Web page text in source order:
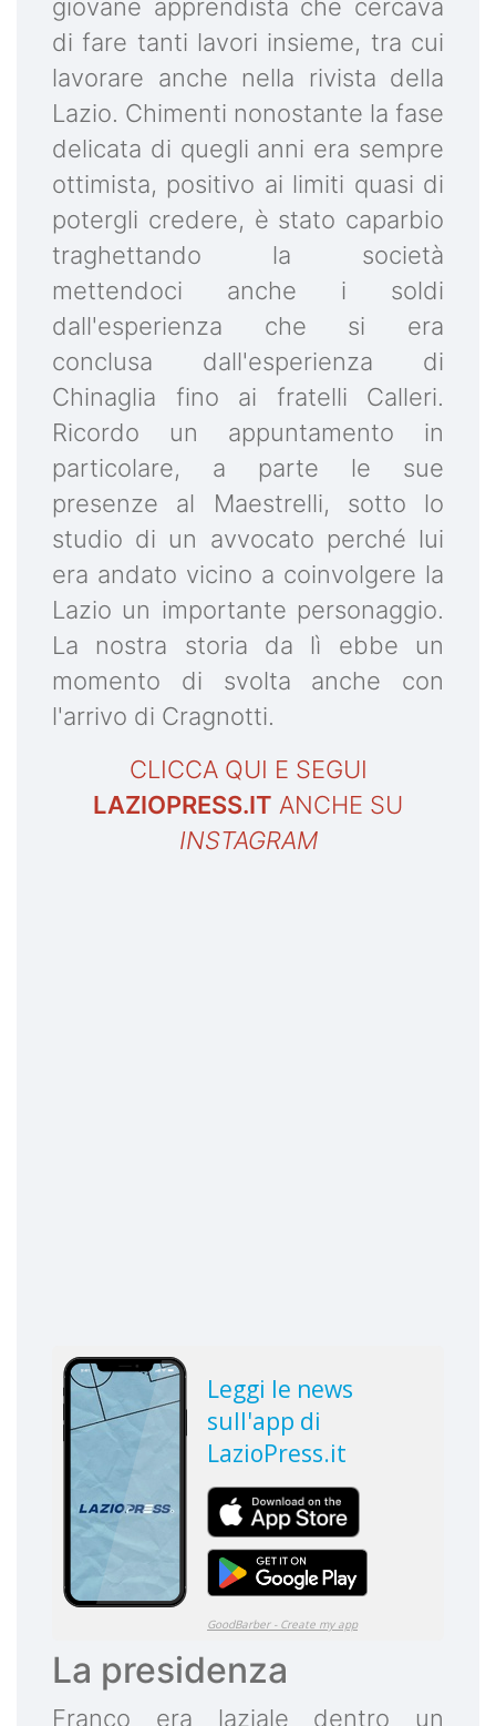
giovane apprendista che cercava
di fare tanti lavori insieme, tra cui
lavorare anche nella rivista della
Lazio. Chimenti nonostante la fase
delicata di quegli anni era sempre
ottimista, positivo ai limiti quasi di
potergli credere, è stato caparbio
traghettando la società
mettendoci anche i soldi
dall'esperienza che si era
conclusa dall'esperienza di
Chinaglia fino ai fratelli Calleri.
Ricordo un appuntamento in
particolare, a parte le sue
presenze al Maestrelli, sotto lo
studio di un avvocato perché lui
era andato vicino a coinvolgere la
Lazio un importante personaggio.
La nostra storia da lì ebbe un
momento di svolta anche con
l'arrivo di Cragnotti.
CLICCA QUI E SEGUI
LAZIOPRESS.IT ANCHE SU
INSTAGRAM
La presidenza
Franco era laziale dentro un